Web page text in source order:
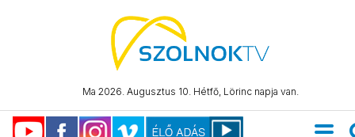
Ma 2026. Augusztus 10. Hétfő, Lörinc napja van.